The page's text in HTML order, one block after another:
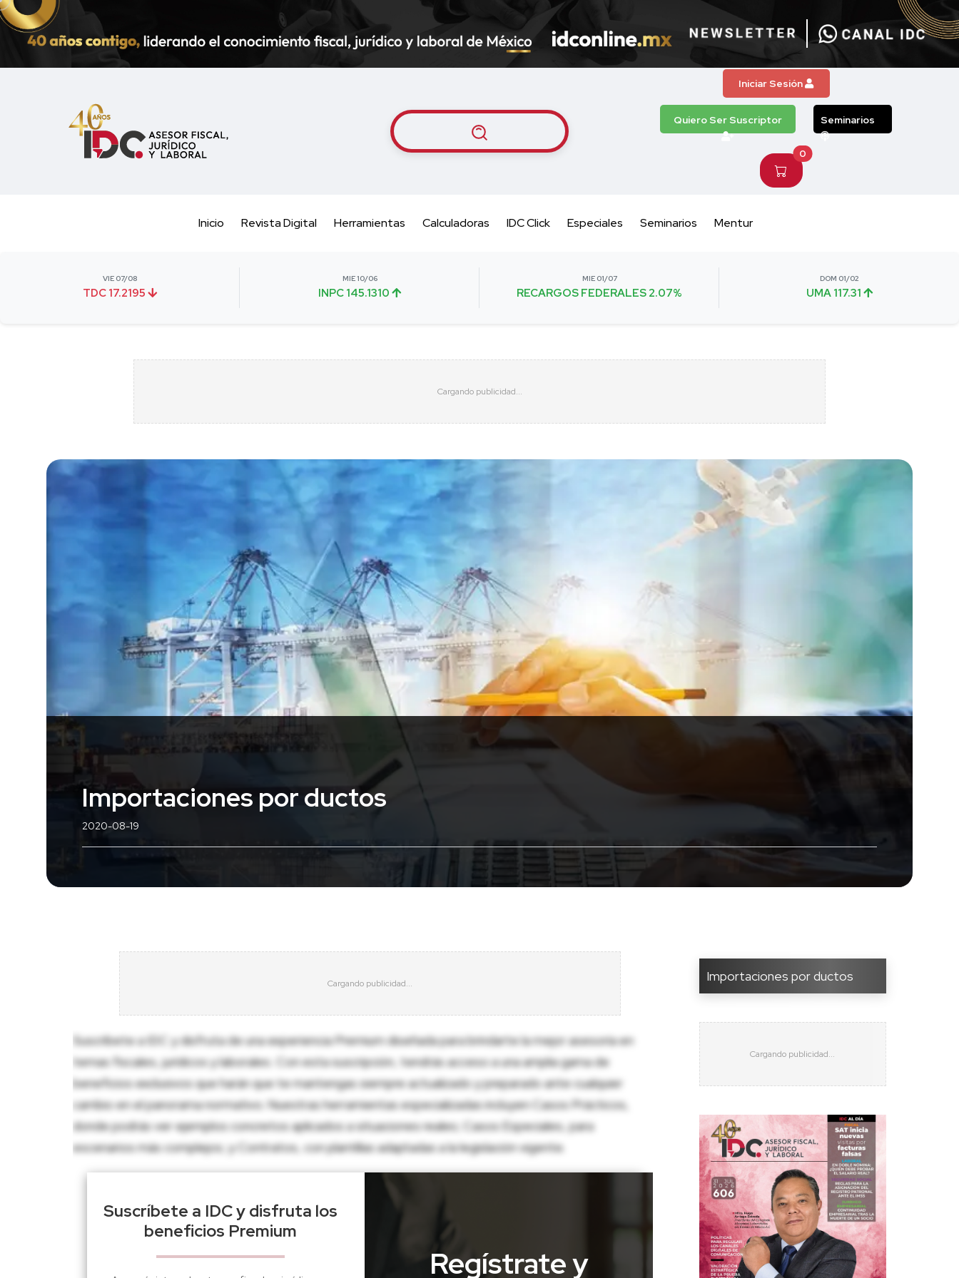
Iniciar Sesión
Quiero Ser Suscriptor Seminarios
0
Inicio Revista Digital Herramientas Calculadoras IDC Click Especiales Seminarios Mentur
VIE 07/08
TDC 17.2195
MIE 10/06
INPC 145.1310
MIE 01/07
RECARGOS FEDERALES 2.07%
DOM 01/02
UMA 117.31
Importaciones por ductos
2020-08-19
Suscríbete a IDC y disfruta de una experiencia Premium diseñada para brindarte la mejor asesoría en
temas fiscales, jurídicos y laborales. Con esta suscripción, tendrás acceso a una amplia gama de
beneficios exclusivos que harán que te mantengas siempre actualizado y preparado ante cualquier
cambio en el panorama normativo. Nuestras herramientas especializadas incluyen Casos Prácticos,
donde podrás ver ejemplos concretos aplicados a situaciones reales; Casos Especiales, para
escenarios más complejos; y Contratos, con plantillas adaptadas a la legislación vigente.
Suscríbete a IDC y disfruta los
beneficios Premium
Regístrate y
Importaciones por ductos